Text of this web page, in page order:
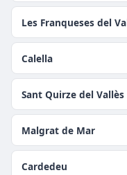
Les Franqueses del
Calella
Sant Quirze del Vallès
Malgrat de Mar
Cardedeu